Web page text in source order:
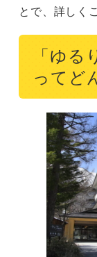
とで、詳しく
「ゆる
ってど